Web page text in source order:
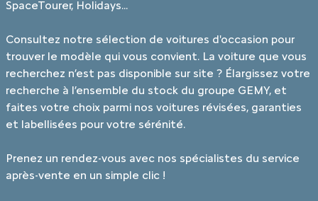
SpaceTourer, Holidays...
Consultez notre sélection de voitures d'occasion pour
trouver le modèle qui vous convient. La voiture que vous
recherchez n’est pas disponible sur site ? Élargissez votre
recherche à l’ensemble du stock du groupe GEMY, et
faites votre choix parmi nos voitures révisées, garanties
et labellisées pour votre sérénité.
Prenez un rendez-vous avec nos spécialistes du service
après-vente en un simple clic !